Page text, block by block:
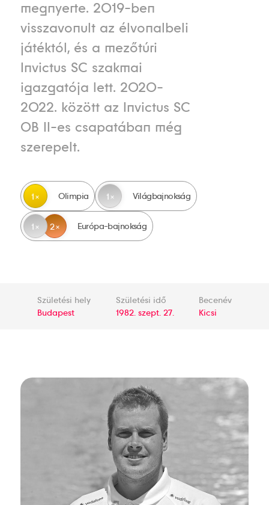
megnyerte. 2019-ben
visszavonult az élvonalbeli
játéktól, és a mezőtúri
Invictus SC szakmai
igazgatója lett. 2020-
2022. között az Invictus SC
OB II-es csapatában még
szerepelt.
1 Olimpia 1 Világbajnokság
1 2 Európa-bajnokság
Születési hely
Budapest
Születési idő
1982. szept. 27.
Becenév
Kicsi